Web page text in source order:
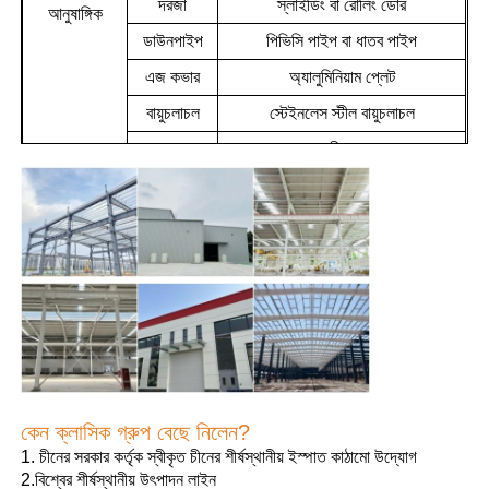
ইস্পাত কাঠামো বিল্ডিং
ইস্পাত কাঠামো কর্মশালা
ইস্পাত কাঠামো গুদাম
ইস্পাত কাঠামো শ্যাড
ভারী ইস্পাত কাঠামো
ইস্পাত কাঠামো অফিস
আনুষাঙ্গিক দরজা
স্লাইডিং বা রোলিং ডোর
ডাউনপাইপ
পিভিসি পাইপ বা ধাতব পাইপ
এজ কভার
অ্যালুমিনিয়াম প্লেট
বায়ুচলাচল
স্টেইনলেস স্টীল বায়ুচলাচল
ক্রেন
অঙ্কন প্রয়োজনীয়তা অনুসরণ করুন
কেন ক্লাসিক গ্রুপ বেছে নিলেন?
1. চীনের সরকার কর্তৃক স্বীকৃত চীনের শীর্ষস্থানীয় ইস্পাত কাঠামো উদ্যোগ
2.বিশ্বের শীর্ষস্থানীয় উৎপাদন লাইন